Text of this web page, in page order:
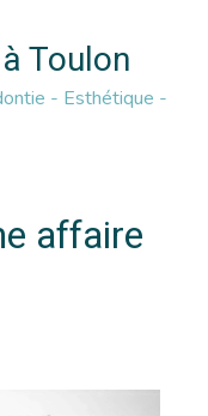
Toulon
- Esthétique -
affaire